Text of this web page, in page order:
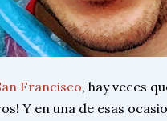
Francisco, hay veces
Y en una de esas